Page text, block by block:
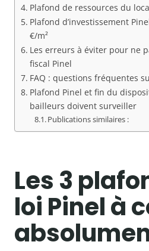
Plafond de ressources du
Plafond d’investissement
€/m²
Les erreurs à éviter pour ne
fiscal Pinel
FAQ : questions fréquentes
Plafond Pinel et fin du
bailleurs doivent surveiller
Publications similaires :
Les 3
loi Pinel à